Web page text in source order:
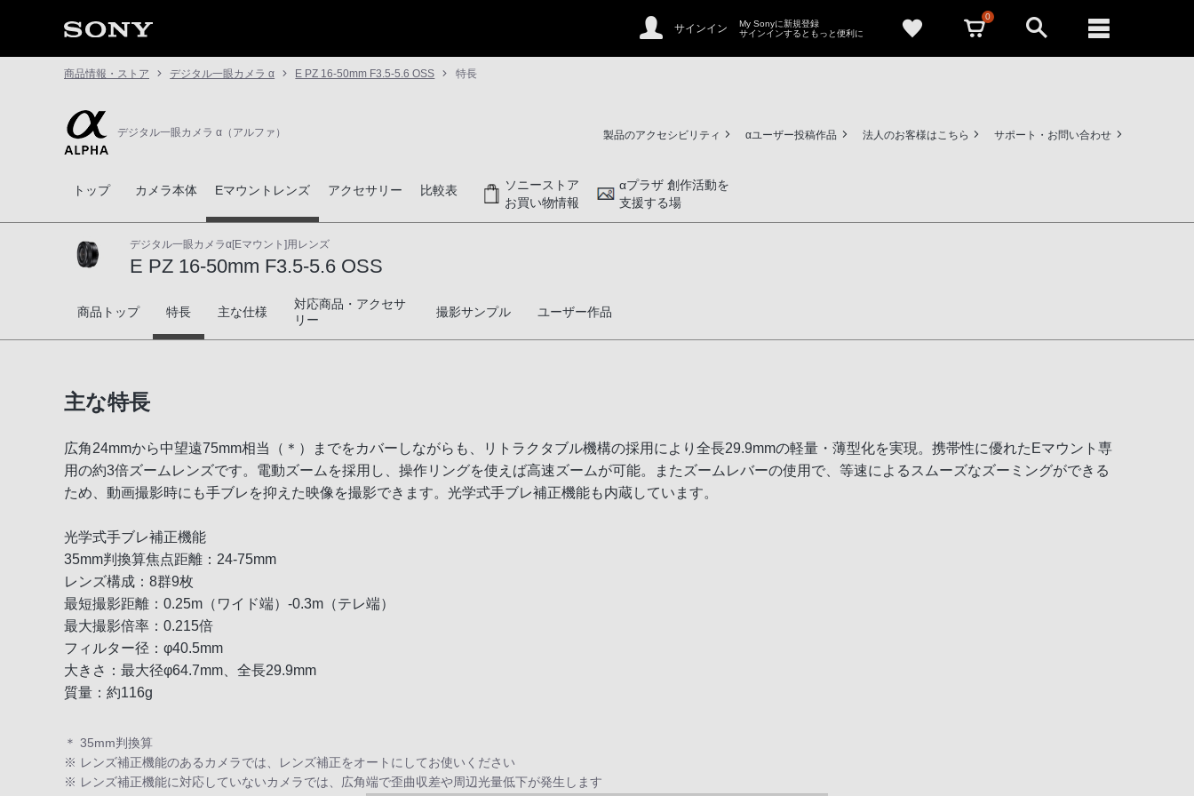
サインイン
My Sonyに新規登録
サインインするともっと便利に
0
商品情報・ストア デジタル一眼カメラ α E PZ 16-50mm F3.5-5.6 OSS 特長
デジタル一眼カメラ α（アルファ） 製品のアクセシビリティ αユーザー投稿作品 法人のお客様はこちら サポート・お問い合わせ
トップ カメラ本体 Eマウントレンズ アクセサリー 比較表
ソニーストア
お買い物情報
αプラザ 創作活動を
支援する場
デジタル一眼カメラα[Eマウント]用レンズ
E PZ 16-50mm F3.5-5.6 OSS
E PZ 16-50mm F3.5-5.6 OSS
商品トップ 特長 主な仕様
対応商品・アクセサ
リー
撮影サンプル ユーザー作品
主な特長
広角24mmから中望遠75mm相当（＊）までをカバーしながらも、リトラクタブル機構の採用により全長29.9mmの軽量・薄型化を実現。携帯性に優れたEマウント専
用の約3倍ズームレンズです。電動ズームを採用し、操作リングを使えば高速ズームが可能。またズームレバーの使用で、等速によるスムーズなズーミングができる
ため、動画撮影時にも手ブレを抑えた映像を撮影できます。光学式手ブレ補正機能も内蔵しています。
光学式手ブレ補正機能
35mm判換算焦点距離：24-75mm
レンズ構成：8群9枚
最短撮影距離：0.25m（ワイド端）-0.3m（テレ端）
最大撮影倍率：0.215倍
フィルター径：φ40.5mm
大きさ：最大径φ64.7mm、全長29.9mm
質量：約116g
＊ 35mm判換算
※ レンズ補正機能のあるカメラでは、レンズ補正をオートにしてお使いください
※ レンズ補正機能に対応していないカメラでは、広角端で歪曲収差や周辺光量低下が発生します